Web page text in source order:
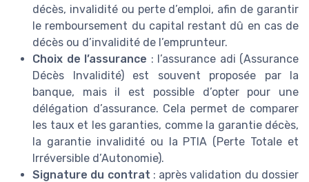
décès, invalidité ou perte d’emploi, afin de garantir
le remboursement du capital restant dû en cas de
décès ou d’invalidité de l’emprunteur.
Choix de l’assurance : l’assurance adi (Assurance
Décès Invalidité) est souvent proposée par la
banque, mais il est possible d’opter pour une
délégation d’assurance. Cela permet de comparer
les taux et les garanties, comme la garantie décès,
la garantie invalidité ou la PTIA (Perte Totale et
Irréversible d’Autonomie).
Signature du contrat : après validation du dossier